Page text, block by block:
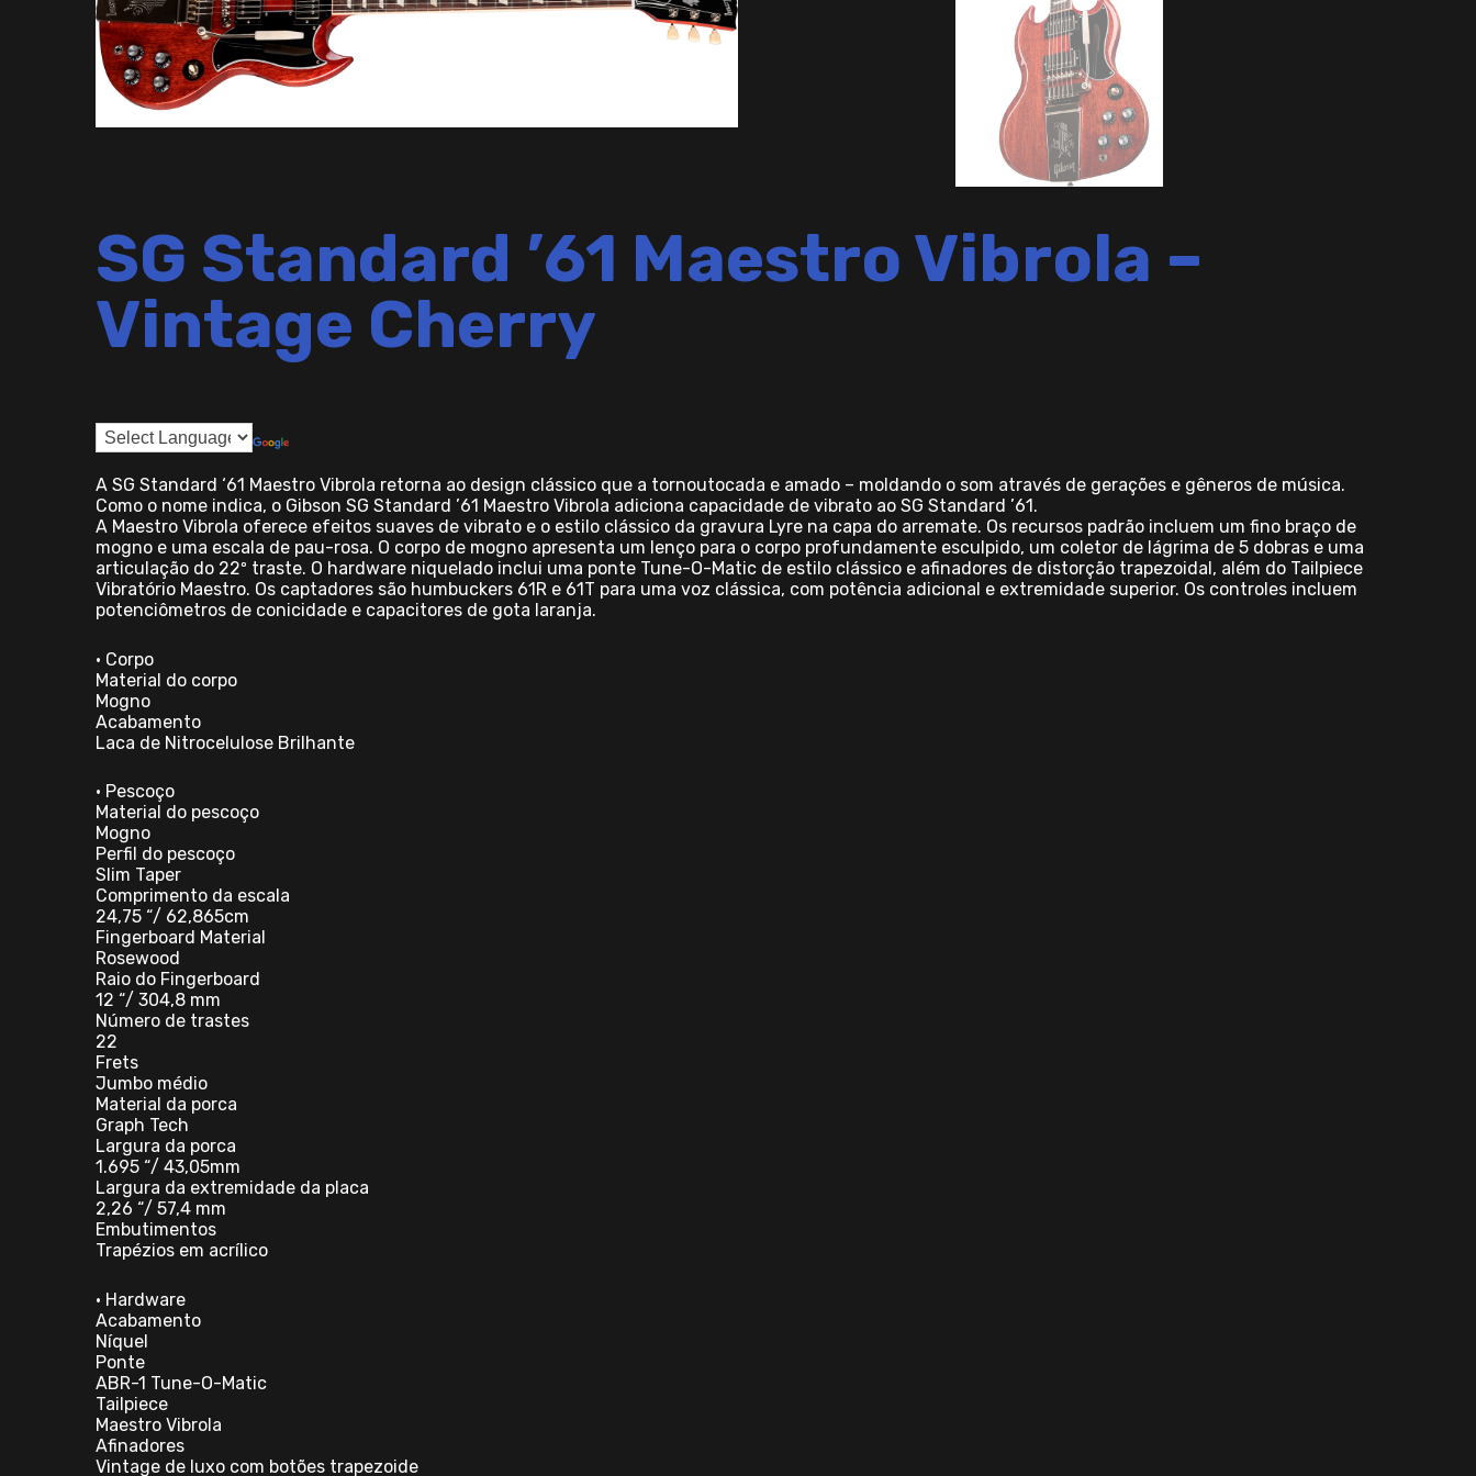
SG Standard ’61 Maestro Vibrola –
Vintage Cherry
A SG Standard ‘61 Maestro Vibrola retorna ao design clássico que a tornoutocada e amado – moldando o som através de gerações e gêneros de música.
Como o nome indica, o Gibson SG Standard ’61 Maestro Vibrola adiciona capacidade de vibrato ao SG Standard ’61.
A Maestro Vibrola oferece efeitos suaves de vibrato e o estilo clássico da gravura Lyre na capa do arremate. Os recursos padrão incluem um fino braço de
mogno e uma escala de pau-rosa. O corpo de mogno apresenta um lenço para o corpo profundamente esculpido, um coletor de lágrima de 5 dobras e uma
articulação do 22º traste. O hardware niquelado inclui uma ponte Tune-O-Matic de estilo clássico e afinadores de distorção trapezoidal, além do Tailpiece
Vibratório Maestro. Os captadores são humbuckers 61R e 61T para uma voz clássica, com potência adicional e extremidade superior. Os controles incluem
potenciômetros de conicidade e capacitores de gota laranja.
• Corpo
Material do corpo
Mogno
Acabamento
Laca de Nitrocelulose Brilhante
• Pescoço
Material do pescoço
Mogno
Perfil do pescoço
Slim Taper
Comprimento da escala
24,75 “/ 62,865cm
Fingerboard Material
Rosewood
Raio do Fingerboard
12 “/ 304,8 mm
Número de trastes
22
Frets
Jumbo médio
Material da porca
Graph Tech
Largura da porca
1.695 “/ 43,05mm
Largura da extremidade da placa
2,26 “/ 57,4 mm
Embutimentos
Trapézios em acrílico
• Hardware
Acabamento
Níquel
Ponte
ABR-1 Tune-O-Matic
Tailpiece
Maestro Vibrola
Afinadores
Vintage de luxo com botões trapezoide